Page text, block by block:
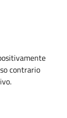
contrario